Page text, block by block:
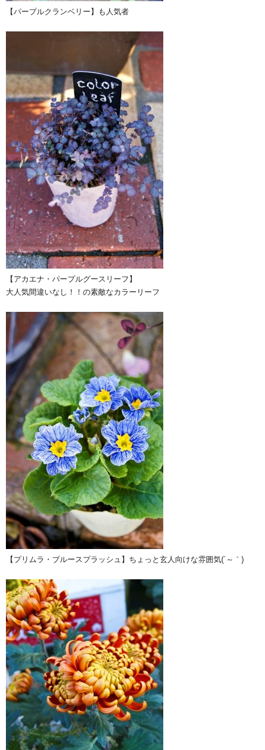
【パープルクランベリー】も人気者
【アカエナ・パープルグースリーフ】
大人気間違いなし！！の素敵なカラーリーフ
【プリムラ・ブルースプラッシュ】ちょっと玄人向けな雰囲気(´～｀)